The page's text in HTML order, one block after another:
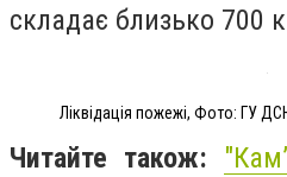
складає близько 700
Ліквідація пожежі, Фото: ГУ
Читайте також: